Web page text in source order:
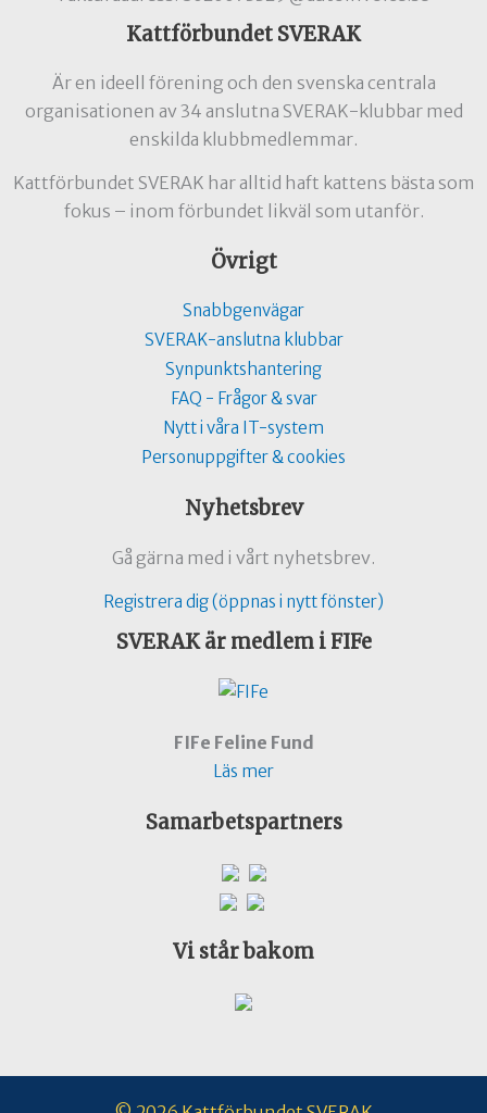
Kattförbundet SVERAK
Är en ideell förening och den svenska centrala
organisationen av 34 anslutna SVERAK-klubbar med
enskilda klubbmedlemmar.
Kattförbundet SVERAK har alltid haft kattens bästa som
fokus – inom förbundet likväl som utanför.
Övrigt
Snabbgenvägar
SVERAK-anslutna klubbar
Synpunktshantering
FAQ - Frågor & svar
Nytt i våra IT-system
Personuppgifter & cookies
Nyhetsbrev
Gå gärna med i vårt nyhetsbrev.
Registrera dig (öppnas i nytt fönster)
SVERAK är medlem i FIFe
FIFe Feline Fund
Läs mer
Samarbetspartners
Vi står bakom